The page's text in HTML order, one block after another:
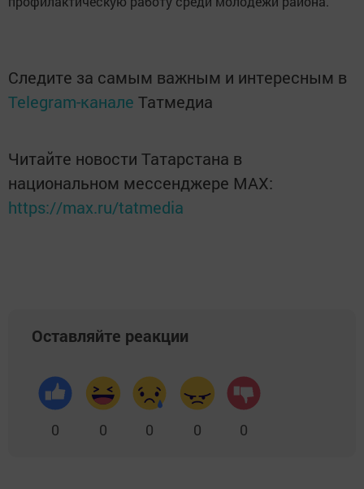
Следите за самым важным и интересным в
Telegram-канале Татмедиа
Читайте новости Татарстана в
национальном мессенджере MАХ:
https://max.ru/tatmedia
Оставляйте реакции
0 0 0 0 0